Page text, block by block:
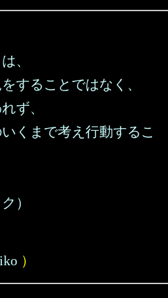
、
することではなく、
ず、
くまで考え行動するこ
）
）